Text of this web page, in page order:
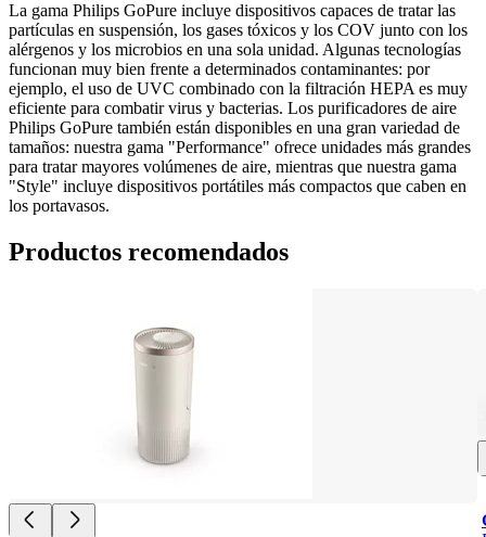
La gama Philips GoPure incluye dispositivos capaces de tratar las
partículas en suspensión, los gases tóxicos y los COV junto con los
alérgenos y los microbios en una sola unidad. Algunas tecnologías
funcionan muy bien frente a determinados contaminantes: por
ejemplo, el uso de UVC combinado con la filtración HEPA es muy
eficiente para combatir virus y bacterias. Los purificadores de aire
Philips GoPure también están disponibles en una gran variedad de
tamaños: nuestra gama "Performance" ofrece unidades más grandes
para tratar mayores volúmenes de aire, mientras que nuestra gama
"Style" incluye dispositivos portátiles más compactos que caben en
los portavasos.
Productos recomendados